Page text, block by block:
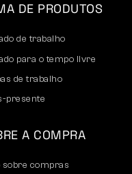
DE PRODUTOS
de trabalho
para o tempo livre
de trabalho
presente
A COMPRA
sobre compras